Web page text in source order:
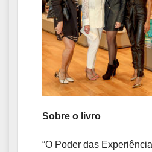
Sobre o livro
“O Poder das